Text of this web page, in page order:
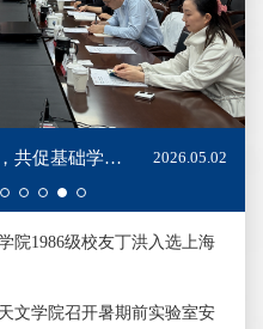
【新闻动态】党建引领聚合力，共促基础学科内涵发展 ——物理与天文学院、数学科学学院举办共建交流活动 2026.05.02
院1986级校友丁洪入选上海
文学院召开暑期前实验室安